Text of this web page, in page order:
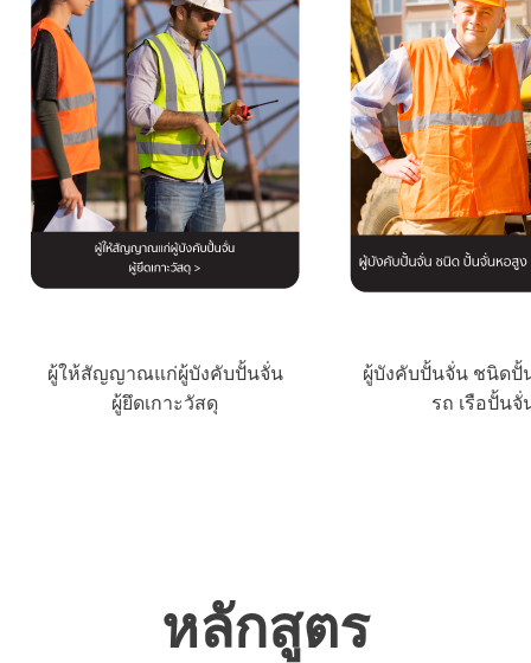
ผู้ให้สัญญาณแก่ผู้บังคับปั้นจั่น
ผู้ยึดเกาะวัสดุ
ผู้บังคับปั้นจั่น ชนิดปั้
รถ เรือปั้นจั่
หลักสูตร